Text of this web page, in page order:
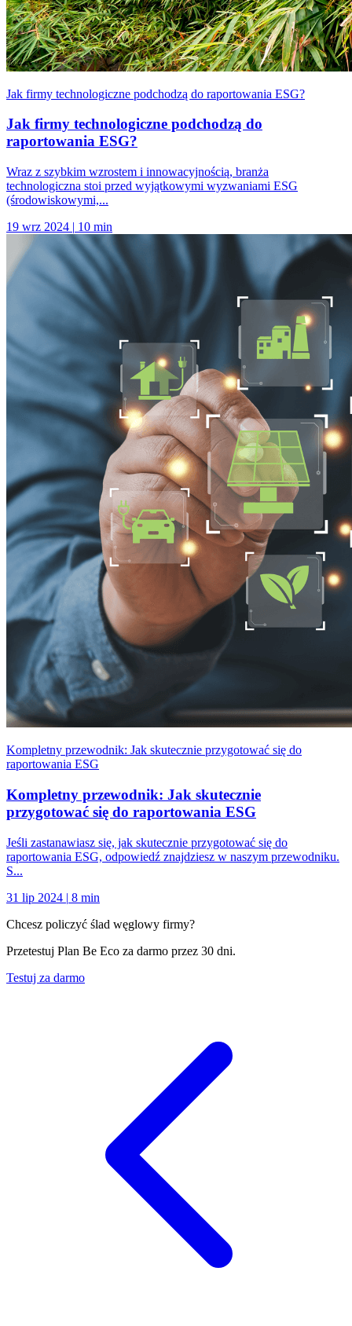
Jak firmy technologiczne podchodzą do raportowania ESG?
Jak firmy technologiczne podchodzą do
raportowania ESG?
Wraz z szybkim wzrostem i innowacyjnością, branża
technologiczna stoi przed wyjątkowymi wyzwaniami ESG
(środowiskowymi,...
19 wrz 2024 | 10 min
Kompletny przewodnik: Jak skutecznie przygotować się do
raportowania ESG
Kompletny przewodnik: Jak skutecznie
przygotować się do raportowania ESG
Jeśli zastanawiasz się, jak skutecznie przygotować się do
raportowania ESG, odpowiedź znajdziesz w naszym przewodniku.
S...
31 lip 2024 | 8 min
Chcesz policzyć ślad węglowy firmy?
Przetestuj Plan Be Eco za darmo przez 30 dni.
Testuj za darmo